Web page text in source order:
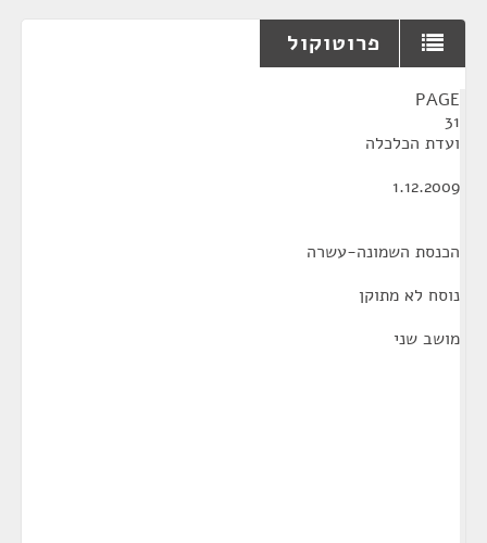
פרוטוקול
PAGE
31
ועדת הכלכלה
1.12.2009
הכנסת השמונה-עשרה
נוסח לא מתוקן
מושב שני